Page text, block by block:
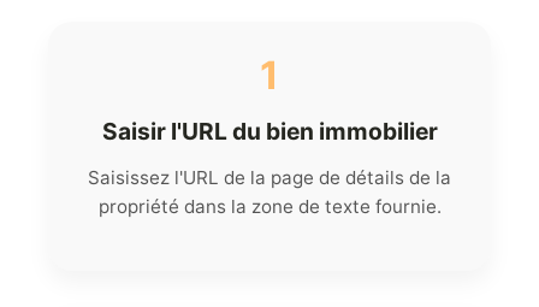
1
Saisir l'URL du bien immobilier
Saisissez l'URL de la page de détails de la
propriété dans la zone de texte fournie.